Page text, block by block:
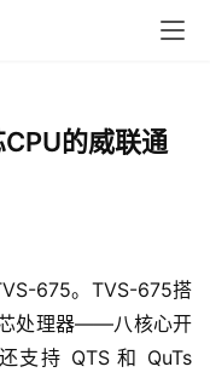
的威联通
675。TVS-675搭
芯处理器——八核心开
持 QTS 和 QuTs